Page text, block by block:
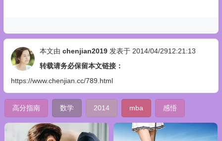
本文由 chenjian2019发表于 2014/04/2912:21:13
转载请务必保留本文链接：
https://www.chenjian.cc/789.html
高分指南 数学 2014 mba 感悟